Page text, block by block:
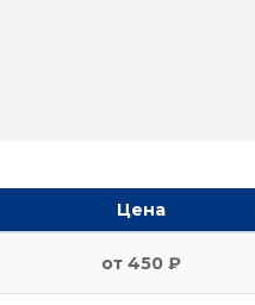
Цена
от 450 ₽